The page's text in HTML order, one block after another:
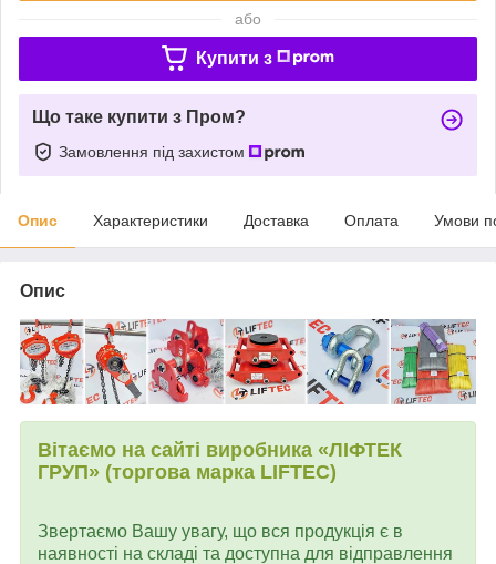
або
Купити з
Що таке купити з Пром?
Замовлення під захистом
Опис Характеристики Доставка Оплата Умови
Опис
Вітаємо на сайті виробника «ЛІФТЕК
ГРУП» (торгова марка LIFTEC)
Звертаємо Вашу увагу, що вся продукція є в
наявності на складі та доступна для відправлення